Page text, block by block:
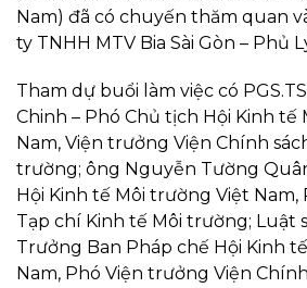
Nam) đã có chuyến thăm quan
ty TNHH MTV Bia Sài Gòn – Phủ
Tham dự buổi làm việc có
Chinh – Phó Chủ tịch Hội Kinh tế
Nam, Viện trưởng Viện Chính
trường; ông Nguyễn Tường
Hội Kinh tế Môi trường Việt Nam,
Tạp chí Kinh tế Môi trường; Luật
Trưởng Ban Pháp chế Hội Kinh
Nam, Phó Viện trưởng Viện